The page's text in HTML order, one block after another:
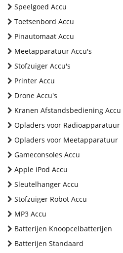
Speelgoed Accu
Toetsenbord Accu
Pinautomaat Accu
Meetapparatuur Accu's
Stofzuiger Accu's
Printer Accu
Drone Accu's
Kranen Afstandsbediening Accu
Opladers voor Radioapparatuur
Opladers voor Meetapparatuur
Gameconsoles Accu
Apple iPod Accu
Sleutelhanger Accu
Stofzuiger Robot Accu
MP3 Accu
Batterijen Knoopcelbatterijen
Batterijen Standaard